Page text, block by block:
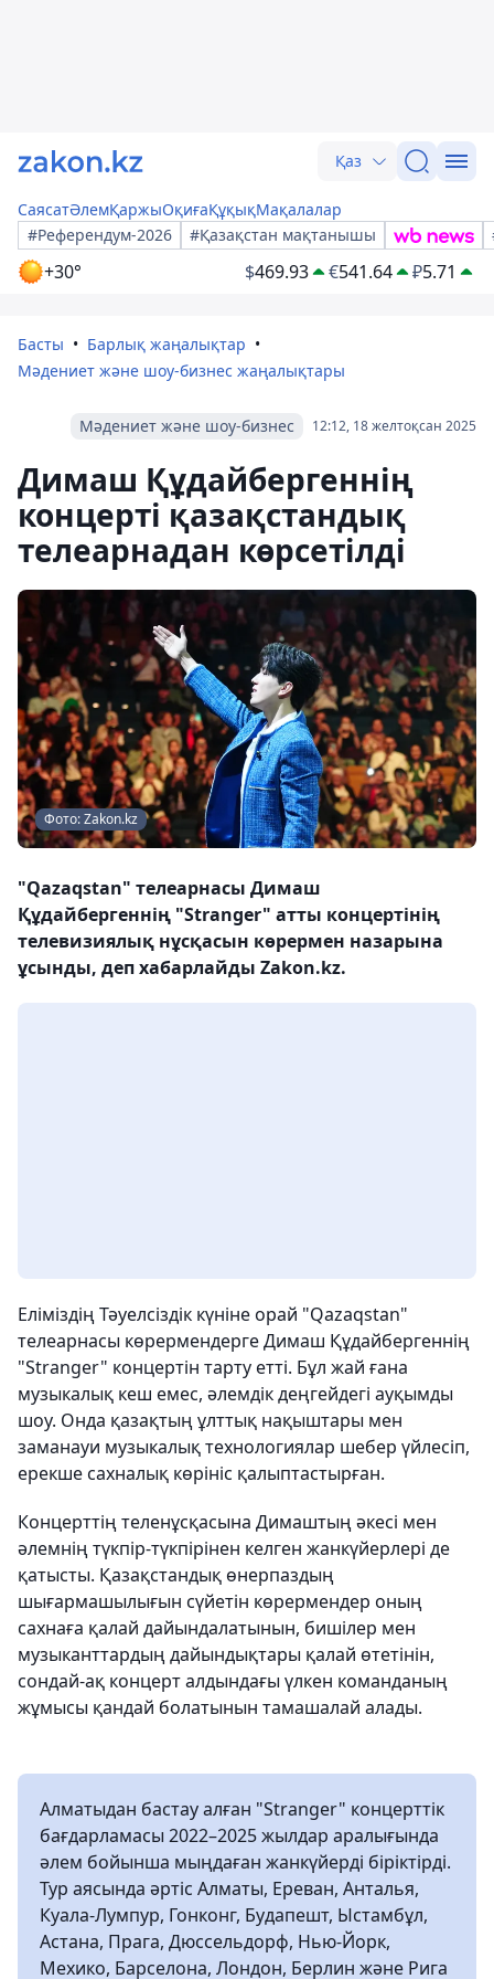
Қаз
СаясатӘлемҚаржыОқиғаҚұқықМақалалар
#Референдум-2026
#Қазақстан мақтанышы
+30° $469.93 €541.64 ₽5.71
Басты
Барлық жаңалықтар
Мәдениет және шоу-бизнес жаңалықтары
12:12, 18 желтоқсан 2025
Мәдениет және шоу-бизнес
Димаш Құдайбергеннің
концерті қазақстандық
телеарнадан көрсетілді
Фото: Zakon.kz
"Qazaqstan" телеарнасы Димаш
Құдайбергеннің "Stranger" атты концертінің
телевизиялық нұсқасын көрермен назарына
ұсынды, деп хабарлайды Zakon.kz.
Еліміздің Тәуелсіздік күніне орай "Qazaqstan"
телеарнасы көрермендерге Димаш Құдайбергеннің
"Stranger" концертін тарту етті. Бұл жай ғана
музыкалық кеш емес, әлемдік деңгейдегі ауқымды
шоу. Онда қазақтың ұлттық нақыштары мен
заманауи музыкалық технологиялар шебер үйлесіп,
ерекше сахналық көрініс қалыптастырған.
Концерттің теленұсқасына Димаштың әкесі мен
әлемнің түкпір-түкпірінен келген жанкүйерлері де
қатысты. Қазақстандық өнерпаздың
шығармашылығын сүйетін көрермендер оның
сахнаға қалай дайындалатынын, бишілер мен
музыканттардың дайындықтары қалай өтетінін,
сондай-ақ концерт алдындағы үлкен команданың
жұмысы қандай болатынын тамашалай алады.
Алматыдан бастау алған "Stranger" концерттік
бағдарламасы 2022–2025 жылдар аралығында
әлем бойынша мыңдаған жанкүйерді біріктірді.
Тур аясында әртіс Алматы, Ереван, Анталья,
Куала-Лумпур, Гонконг, Будапешт, Ыстамбұл,
Астана, Прага, Дюссельдорф, Нью-Йорк,
Мехико, Барселона, Лондон, Берлин және Рига